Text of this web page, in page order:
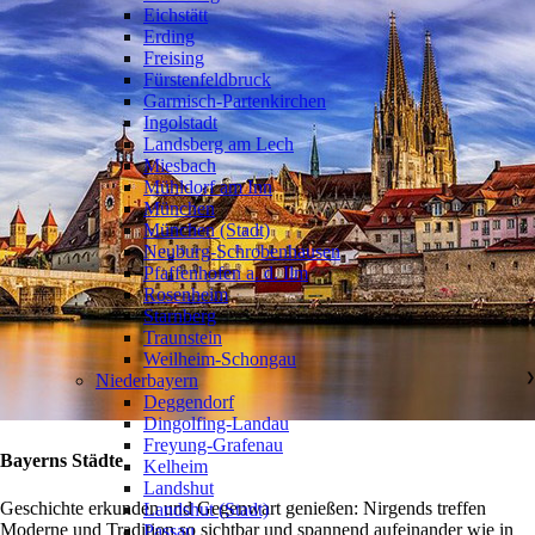
Bayerns Städte
Geschichte erkunden und Gegenwart genießen: Nirgends treffen
Moderne und Tradition so sichtbar und spannend aufeinander wie in
Eichstätt
Erding
Freising
Fürstenfeldbruck
Garmisch-Partenkirchen
Ingolstadt
Landsberg am Lech
Miesbach
Mühldorf am Inn
München
München (Stadt)
Neuburg-Schrobenhausen
Pfaffenhofen a. d. Ilm
Rosenheim
Starnberg
Traunstein
Weilheim-Schongau
Niederbayern
❯
Deggendorf
Dingolfing-Landau
Freyung-Grafenau
Kelheim
Landshut
Landshut (Stadt)
Passau